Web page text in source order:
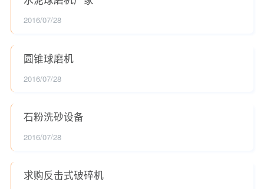
2016/07/28
圆锥球磨机
2016/07/28
石粉洗砂设备
2016/07/28
求购反击式破碎机